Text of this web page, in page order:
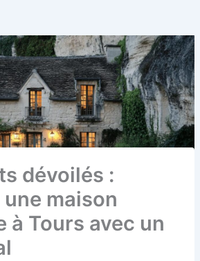
dévoilés :
maison
à Tours avec un